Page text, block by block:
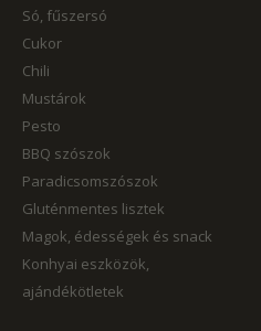
Só, fűszersó
Cukor
Chili
Mustárok
Pesto
BBQ szószok
Paradicsomszószok
Gluténmentes lisztek
Magok, édességek és snack
Konhyai eszközök,
ajándékötletek